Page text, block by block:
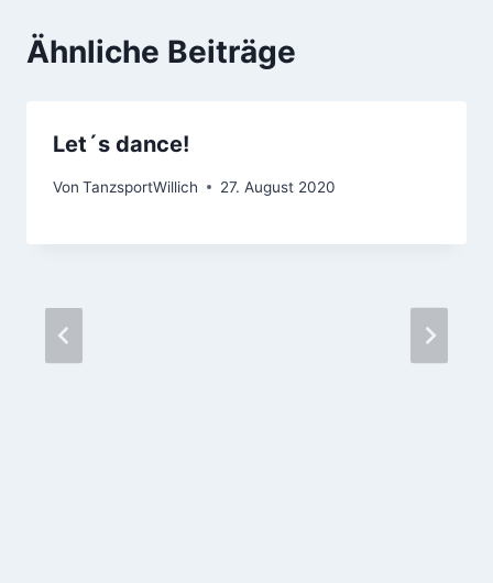
Ähnliche Beiträge
Let´s dance!
Von TanzsportWillich 27. August 2020